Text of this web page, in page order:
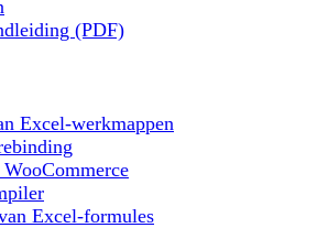
(PDF)
Excel-werkmappen
Excel-formules